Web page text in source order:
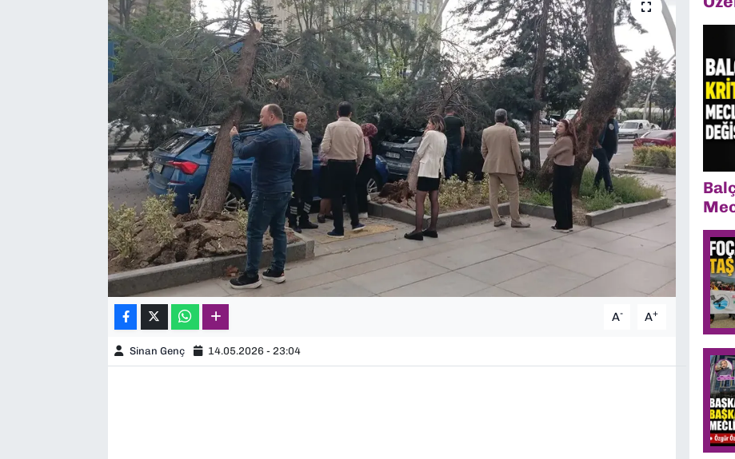
A- A+
Sinan Genç 14.05.2026 - 23:04
TEKNOLOJİ
YEREL YÖNETİMLER